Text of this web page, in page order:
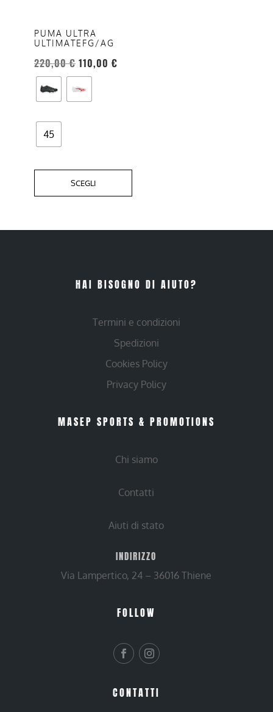
PUMA ULTRA
ULTIMATEFG/AG
220,00€ 110,00 €
45
SCEGLI
opzioni
possono
essere
scelte
nella
del
prodotto
HAI BISOGNO DI AIUTO?
Termini e condizioni
Spedizioni
Cookies Policy
Privacy Policy
MASEP SPORTS & PROMOTIONS
Chi siamo
Contatti
Aiuti di stato
INDIRIZZO
Via Lampertico, 24 – 36016 Thiene
FOLLOW
CONTATTI